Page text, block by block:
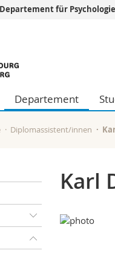
Theologische Fak.
Philosophische Fak.
Fak. für Erziehungs-
Math.-Nat. und Med.
Interfakultär
Departement für Psychologie
Departement
Diplomassistent/innen
Karl